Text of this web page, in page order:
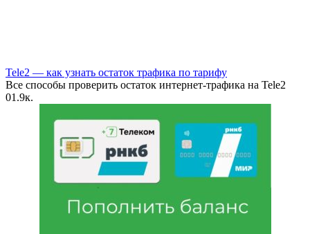
Tele2 — как узнать остаток трафика по тарифу
Все способы проверить остаток интернет-трафика на Tele2
01.9к.